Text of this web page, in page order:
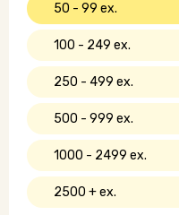
50 - 99
100 - 249
250 - 499
500 - 999
1000 - 2499
2500 +